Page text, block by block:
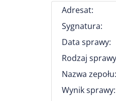
Adresat:
Sygnatura:
Data sprawy:
Rodzaj
Nazwa zepołu:
Wynik sprawy: